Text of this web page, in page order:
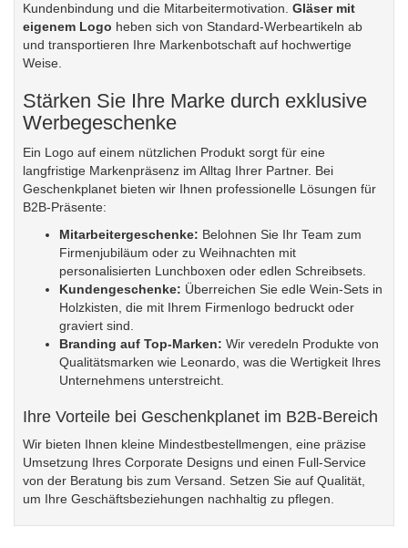
Kundenbindung und die Mitarbeitermotivation. Gläser mit
eigenem Logo heben sich von Standard-Werbeartikeln ab
und transportieren Ihre Markenbotschaft auf hochwertige
Weise.
Stärken Sie Ihre Marke durch exklusive
Werbegeschenke
Ein Logo auf einem nützlichen Produkt sorgt für eine
langfristige Markenpräsenz im Alltag Ihrer Partner. Bei
Geschenkplanet bieten wir Ihnen professionelle Lösungen für
B2B-Präsente:
Mitarbeitergeschenke: Belohnen Sie Ihr Team zum
Firmenjubiläum oder zu Weihnachten mit
personalisierten Lunchboxen oder edlen Schreibsets.
Kundengeschenke: Überreichen Sie edle Wein-Sets in
Holzkisten, die mit Ihrem Firmenlogo bedruckt oder
graviert sind.
Branding auf Top-Marken: Wir veredeln Produkte von
Qualitätsmarken wie Leonardo, was die Wertigkeit Ihres
Unternehmens unterstreicht.
Ihre Vorteile bei Geschenkplanet im B2B-Bereich
Wir bieten Ihnen kleine Mindestbestellmengen, eine präzise
Umsetzung Ihres Corporate Designs und einen Full-Service
von der Beratung bis zum Versand. Setzen Sie auf Qualität,
um Ihre Geschäftsbeziehungen nachhaltig zu pflegen.